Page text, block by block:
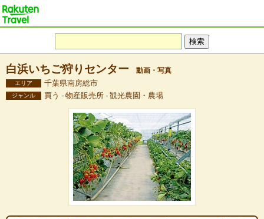
白浜いちご狩りセンター 動画・写真
エリア 千葉県南房総市
ジャンル 買う - 物産販売所 - 観光農園・農場